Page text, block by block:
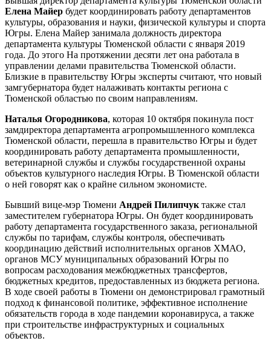
Елена Майер будет координировать работу департаментов
культуры, образования и науки, физической культуры и спорта
Югры. Елена Майер занимала должность директора
департамента культуры Тюменской области с января 2019
года. До этого На протяжении десяти лет она работала в
управлении делами правительства Тюменской области.
Близкие в правительству Югры эксперты считают, что новый
замгубернатора будет налаживать контакты региона с
Тюменской областью по своим направлениям.
Наталья Огородникова, которая 10 октября покинула пост
замдиректора департамента агропромышленного комплекса
Тюменской области, перешла в правительство Югры и будет
координировать работу департамента промышленности,
ветеринарной службы и службы государственной охраны
объектов культурного наследия Югры. В Тюменской области
о ней говорят как о крайне сильном экономисте.
Бывший вице-мэр Тюмени Андрей Пилипчук также стал
заместителем губернатора Югры. Он будет координировать
работу департамента государственного заказа, региональной
службы по тарифам, службы контроля, обеспечивать
координацию действий исполнительных органов ХМАО,
органов МСУ муниципальных образований Югры по
вопросам расходования межбюджетных трансфертов,
бюджетных кредитов, предоставленных из бюджета региона.
В ходе своей работы в Тюмени он демонстрировал грамотный
подход к финансовой политике, эффективное исполнение
обязательств города в ходе пандемии коронавируса, а также
при строительстве инфраструктурных и социальных
объектов.